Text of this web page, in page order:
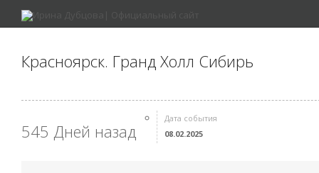
Красноярск. Гранд Холл Сибирь
545 Дней назад
Дата события
08.02.2025